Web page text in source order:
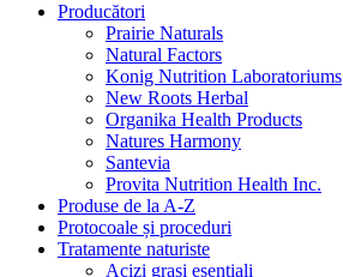
Producători
Prairie Naturals
Natural Factors
Konig Nutrition Laboratoriums
New Roots Herbal
Organika Health Products
Natures Harmony
Santevia
Provita Nutrition Health Inc.
Produse de la A-Z
Protocoale și proceduri
Tratamente naturiste
Acizi grași esențiali